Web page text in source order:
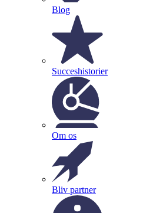
Blog
Succeshistorier
Om os
Bliv partner